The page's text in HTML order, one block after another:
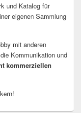
und Katalog für
eigenen Sammlung
mit anderen
Kommunikation und
kommerziellen